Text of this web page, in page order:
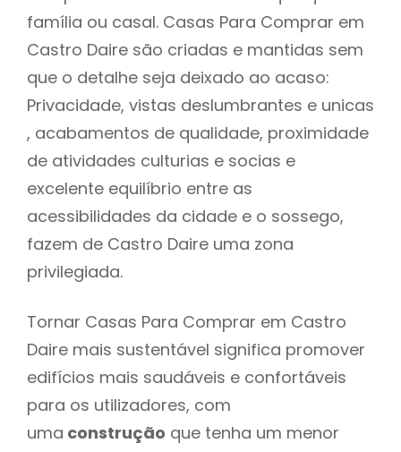
família ou casal. Casas Para Comprar em
Castro Daire são criadas e mantidas sem
que o detalhe seja deixado ao acaso:
Privacidade, vistas deslumbrantes e unicas
, acabamentos de qualidade, proximidade
de atividades culturias e socias e
excelente equilíbrio entre as
acessibilidades da cidade e o sossego,
fazem de Castro Daire uma zona
privilegiada.
Tornar Casas Para Comprar em Castro
Daire mais sustentável significa promover
edifícios mais saudáveis e confortáveis
para os utilizadores, com
uma construção que tenha um menor